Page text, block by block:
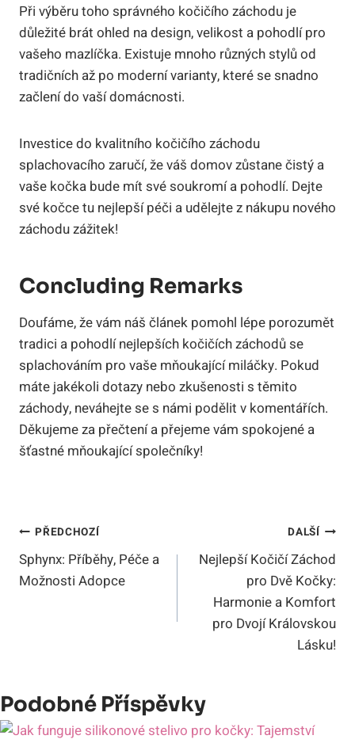
Při výběru toho správného kočičího záchodu je
důležité brát ohled na design, velikost a pohodlí pro
vašeho mazlíčka. Existuje mnoho různých stylů od
tradičních až po moderní varianty, které se snadno
začlení do vaší domácnosti.
Investice do kvalitního kočičího záchodu
splachovacího zaručí, že váš domov zůstane čistý a
vaše kočka bude mít své soukromí a pohodlí. Dejte
své kočce tu nejlepší péči a udělejte z nákupu nového
záchodu zážitek!
Concluding Remarks
Doufáme, že vám náš článek pomohl lépe porozumět
tradici a pohodlí nejlepších kočičích záchodů se
splachováním pro vaše mňoukající miláčky. Pokud
máte jakékoli dotazy nebo zkušenosti s těmito
záchody, neváhejte se s námi podělit v komentářích.
Děkujeme za přečtení a přejeme vám spokojené a
šťastné mňoukající společníky!
Navigace
Pro
Příspěvek
PŘEDCHOZÍ
Sphynx: Příběhy, Péče a
Možnosti Adopce
DALŠÍ
Nejlepší Kočičí Záchod
pro Dvě Kočky:
Harmonie a Komfort
pro Dvojí Královskou
Lásku!
Podobné Příspěvky